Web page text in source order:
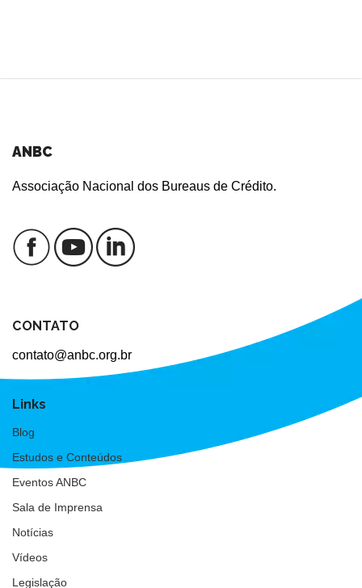
ANBC
Associação Nacional dos Bureaus de Crédito.
CONTATO
contato@anbc.org.br
Links
Blog
Estudos e Conteúdos
Eventos ANBC
Sala de Imprensa
Notícias
Vídeos
Legislação